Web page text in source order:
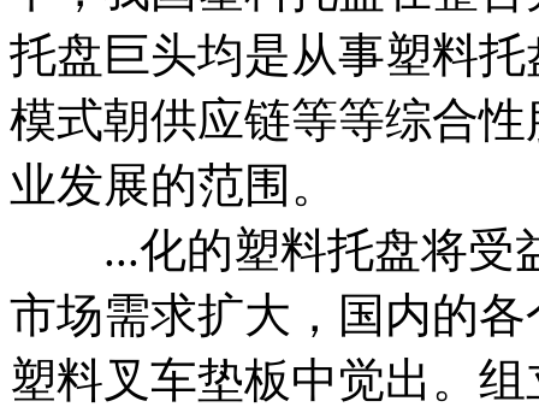
托盘巨头均是从事塑料
模式朝供应链等等综合
业发展的范围。
...化的塑料托盘将受
市场需求扩大，国内的
塑料叉车垫板中觉出。